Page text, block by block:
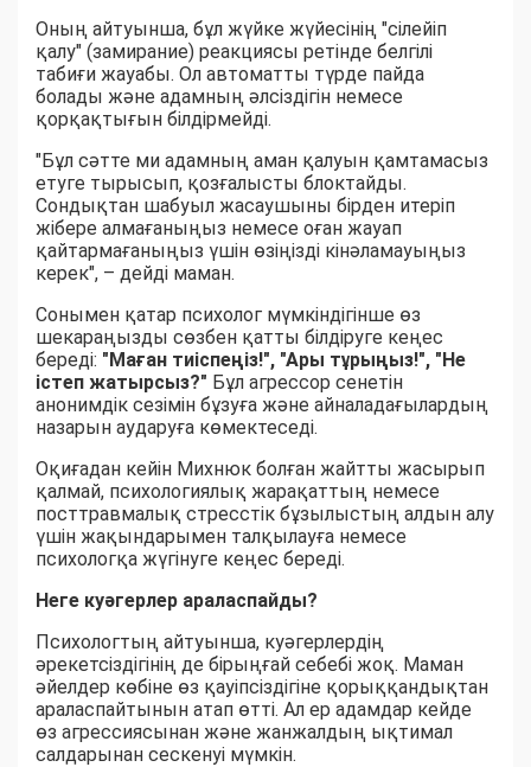
Оның айтуынша, бұл жүйке жүйесінің "сілейіп
қалу" (замирание) реакциясы ретінде белгілі
табиғи жауабы. Ол автоматты түрде пайда
болады және адамның әлсіздігін немесе
қорқақтығын білдірмейді.
"Бұл сәтте ми адамның аман қалуын қамтамасыз
етуге тырысып, қозғалысты блоктайды.
Сондықтан шабуыл жасаушыны бірден итеріп
жібере алмағаныңыз немесе оған жауап
қайтармағаныңыз үшін өзіңізді кінәламауыңыз
керек", – дейді маман.
Сонымен қатар психолог мүмкіндігінше өз
шекараңызды сөзбен қатты білдіруге кеңес
береді: "Маған тиіспеңіз!", "Ары тұрыңыз!", "Не
істеп жатырсыз?" Бұл агрессор сенетін
анонимдік сезімін бұзуға және айналадағылардың
назарын аударуға көмектеседі.
Оқиғадан кейін Михнюк болған жайтты жасырып
қалмай, психологиялық жарақаттың немесе
посттравмалық стресстік бұзылыстың алдын алу
үшін жақындарымен талқылауға немесе
психологқа жүгінуге кеңес береді.
Неге куәгерлер араласпайды?
Психологтың айтуынша, куәгерлердің
әрекетсіздігінің де бірыңғай себебі жоқ. Маман
әйелдер көбіне өз қауіпсіздігіне қорыққандықтан
араласпайтынын атап өтті. Ал ер адамдар кейде
өз агрессиясынан және жанжалдың ықтимал
салдарынан сескенуі мүмкін.